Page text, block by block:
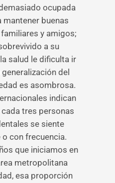
ocupada
mantener buenas
y amigos;
a su
salud le dificulta ir
del
es asombrosa.
indican
tres personas
se siente
con frecuencia.
que iniciamos en
metropolitana
esa proporción